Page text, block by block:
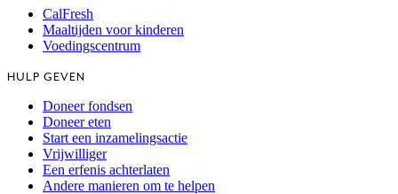
CalFresh
Maaltijden voor kinderen
Voedingscentrum
HULP GEVEN
Doneer fondsen
Doneer eten
Start een inzamelingsactie
Vrijwilliger
Een erfenis achterlaten
Andere manieren om te helpen